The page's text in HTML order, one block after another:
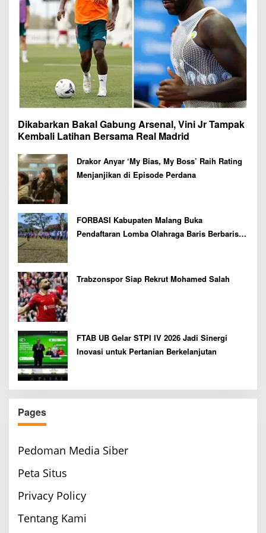
Dikabarkan Bakal Gabung Arsenal, Vini Jr Tampak
Kembali Latihan Bersama Real Madrid
Drakor Anyar ‘My Bias, My Boss’ Raih Rating
Menjanjikan di Episode Perdana
FORBASI Kabupaten Malang Buka
Pendaftaran Lomba Olahraga Baris Berbaris
Trabzonspor Siap Rekrut Mohamed Salah
FTAB UB Gelar STPI IV 2026 Jadi Sinergi
Inovasi untuk Pertanian Berkelanjutan
Pages
Pedoman Media Siber
Peta Situs
Privacy Policy
Tentang Kami